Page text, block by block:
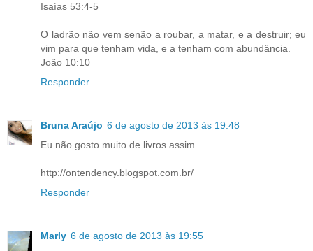
Isaías 53:4-5
O ladrão não vem senão a roubar, a matar, e a destruir; eu
vim para que tenham vida, e a tenham com abundância.
João 10:10
Responder
Bruna Araújo 6 de agosto de 2013 às 19:48
Eu não gosto muito de livros assim.
http://ontendency.blogspot.com.br/
Responder
Marly 6 de agosto de 2013 às 19:55